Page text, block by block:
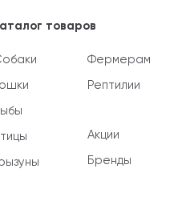
товаров
Фермерам
Рептилии
Акции
Бренды